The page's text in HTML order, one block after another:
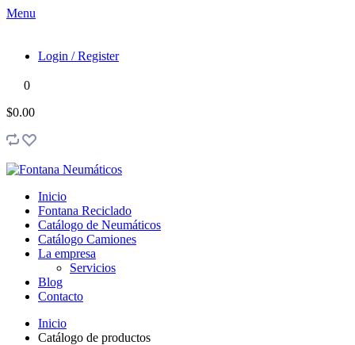
Menu
Login / Register
0
$0.00
Inicio
Fontana Reciclado
Catálogo de Neumáticos
Catálogo Camiones
La empresa
Servicios
Blog
Contacto
Inicio
Catálogo de productos